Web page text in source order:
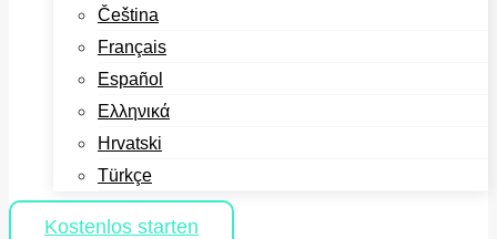
Čeština
Français
Español
Ελληνικά
Hrvatski
Türkçe
Kostenlos starten